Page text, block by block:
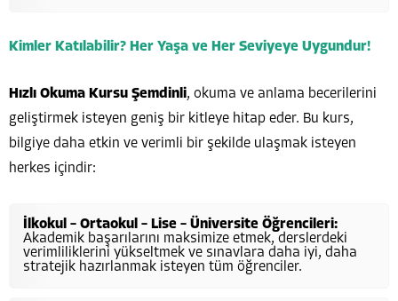
Kimler Katılabilir? Her Yaşa ve Her Seviyeye Uygundur!
Hızlı Okuma Kursu Şemdinli, okuma ve anlama becerilerini
geliştirmek isteyen geniş bir kitleye hitap eder. Bu kurs,
bilgiye daha etkin ve verimli bir şekilde ulaşmak isteyen
herkes içindir:
İlkokul – Ortaokul – Lise – Üniversite Öğrencileri:
Akademik başarılarını maksimize etmek, derslerdeki
verimliliklerini yükseltmek ve sınavlara daha iyi, daha
stratejik hazırlanmak isteyen tüm öğrenciler.